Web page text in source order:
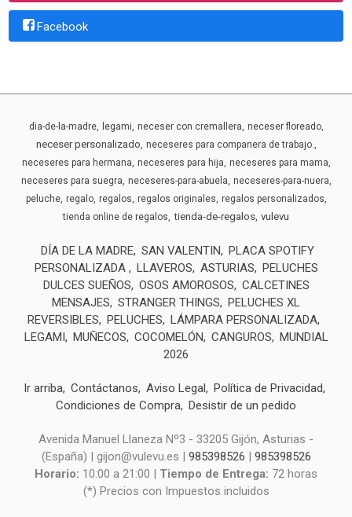
Facebook
dia-de-la-madre legami neceser con cremallera neceser floreado
neceser personalizado neceseres para companera de trabajo.
neceseres para hermana neceseres para hija neceseres para mama
neceseres para suegra neceseres-para-abuela neceseres-para-nuera
peluche regalo regalos regalos originales regalos personalizados
tienda online de regalos tienda-de-regalos vulevu
DÍA DE LA MADRE SAN VALENTIN
PLACA SPOTIFY
PERSONALIZADA
LLAVEROS ASTURIAS
PELUCHES
DULCES SUEÑOS
OSOS AMOROSOS
CALCETINES
MENSAJES
STRANGER THINGS
PELUCHES XL
REVERSIBLES
PELUCHES
LÁMPARA PERSONALIZADA
LEGAMI
MUÑECOS COCOMELÓN CANGUROS
MUNDIAL
2026
Ir arriba Contáctanos Aviso Legal
Política de Privacidad
Condiciones de Compra
Desistir de un pedido
Avenida Manuel Llaneza Nº3 - 33205 Gijón, Asturias -
(España) | gijon@vulevu.es | 985398526
985398526
Horario: 10:00 a 21:00 | Tiempo de Entrega: 72 horas
(*) Precios con Impuestos incluidos